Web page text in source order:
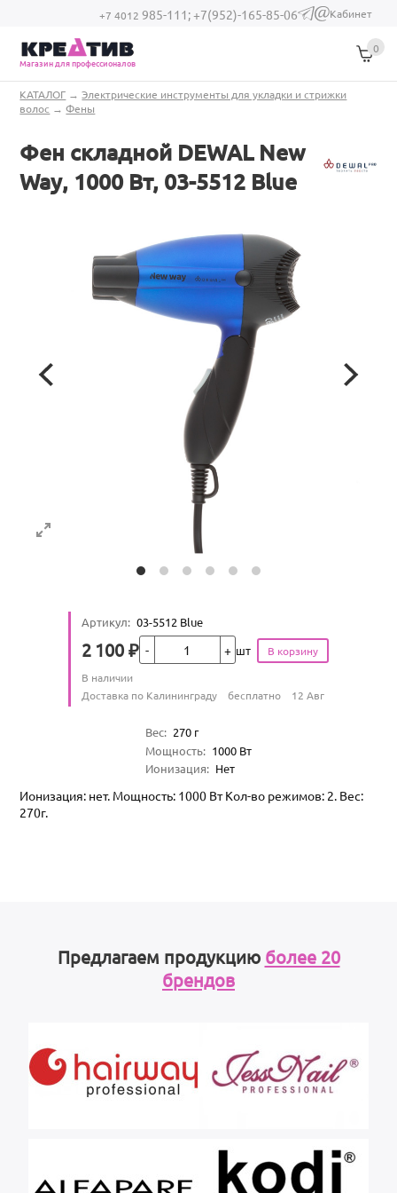
Перейти к основному содержанию
+7 4012 985-111;+7(952)-165-85-06
(link sends e-
Кабинет
Магазин для профессионалов
0
Вы здесь
КАТАЛОГ →Электрические инструменты для укладки и стрижки
волос →Фены
Фен складной DEWAL New
Way, 1000 Вт, 03-5512 Blue
Артикул: 03-5512 Blue
Цена
2 100 ₽Кол-во шт
Количество
В наличии
Условия доставки
Доставка по Калининграду бесплатно 12 Авг
Характеристики
Вес: 270 г
Мощность: 1000 Вт
Ионизация: Нет
Ионизация: нет. Мощность: 1000 Вт Кол-во режимов: 2. Вес:
270г.
Предлагаем продукцию более 20
брендов